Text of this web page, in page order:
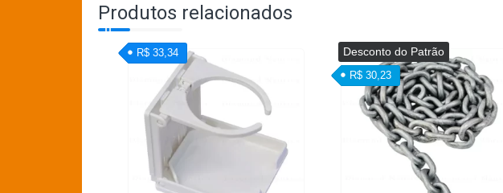
Produtos relacionados
R$ 33,34 Desconto do Patrão
R$ 30,23